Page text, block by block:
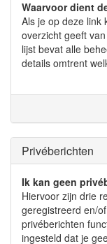
Waarvoor dient
Als je op deze link
overzicht geeft
lijst bevat alle
details omtrent
Privéberichten
Ik kan geen
Hiervoor zijn drie
geregistreerd en/
privéberichten
ingesteld dat je